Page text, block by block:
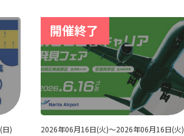
)
2026年06月16日(火)～2026年06月16日(火)